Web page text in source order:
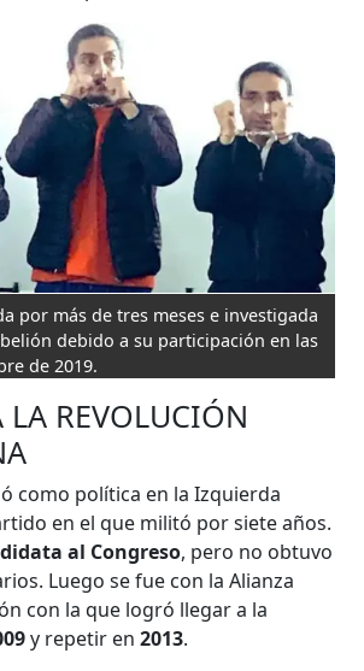
por más de tres meses e investigada
debido a su participación en las
de 2019.
LA REVOLUCIÓN
como política en la Izquierda
en el que militó por siete años.
al Congreso, pero no obtuvo
Luego se fue con la Alianza
con la que logró llegar a la
y repetir en2013.